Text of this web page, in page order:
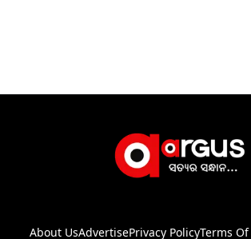
About UsAdvertisePrivacy PolicyTerms Of